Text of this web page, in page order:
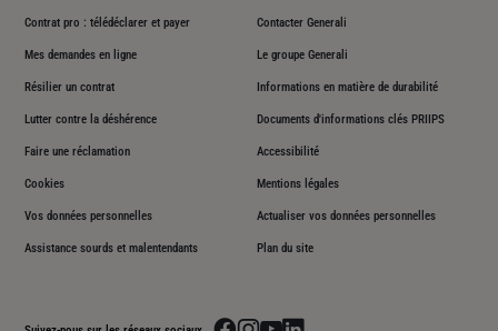
Contrat pro : télédéclarer et payer
Mes demandes en ligne
Résilier un contrat
Lutter contre la déshérence
Faire une réclamation
Contacter Generali
Le groupe Generali
Informations en matière de durabilité
Documents d'informations clés PRIIPS
Accessibilité
Cookies Mentions légales
Vos données personnelles Actualiser vos données personnelles
Assistance sourds et malentendants Plan du site